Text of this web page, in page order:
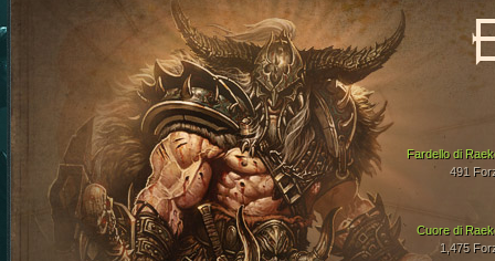
Cuore di
1,475
Fardello di
491